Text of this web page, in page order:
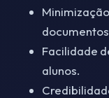
Facilidade
alunos.